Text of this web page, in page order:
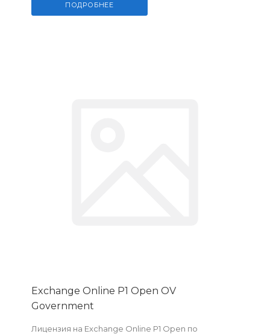
ПОДРОБНЕЕ
Exchange Online P1 Open OV
Government
Лицензия на Exchange Online P1 Open по